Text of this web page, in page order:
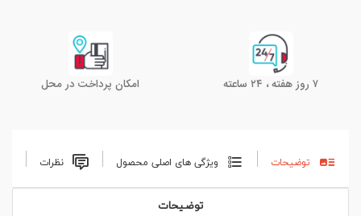
۷ روز هفته ، ۲۴ ساعته امکان پرداخت در محل
توضیحات ویژگی های اصلی محصول نظرات
توضیحات